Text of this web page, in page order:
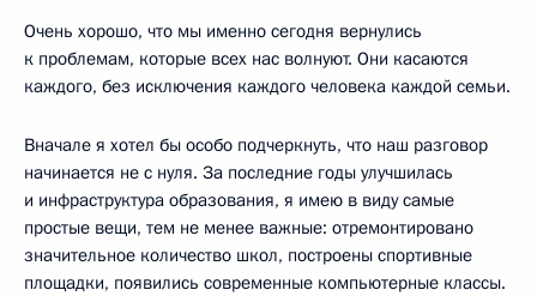
Очень хорошо, что мы именно сегодня вернулись
к проблемам, которые всех нас волнуют. Они касаются
каждого, без исключения каждого человека каждой семьи.
Вначале я хотел бы особо подчеркнуть, что наш разговор
начинается не с нуля. За последние годы улучшилась
и инфраструктура образования, я имею в виду самые
простые вещи, тем не менее важные: отремонтировано
значительное количество школ, построены спортивные
площадки, появились современные компьютерные классы.